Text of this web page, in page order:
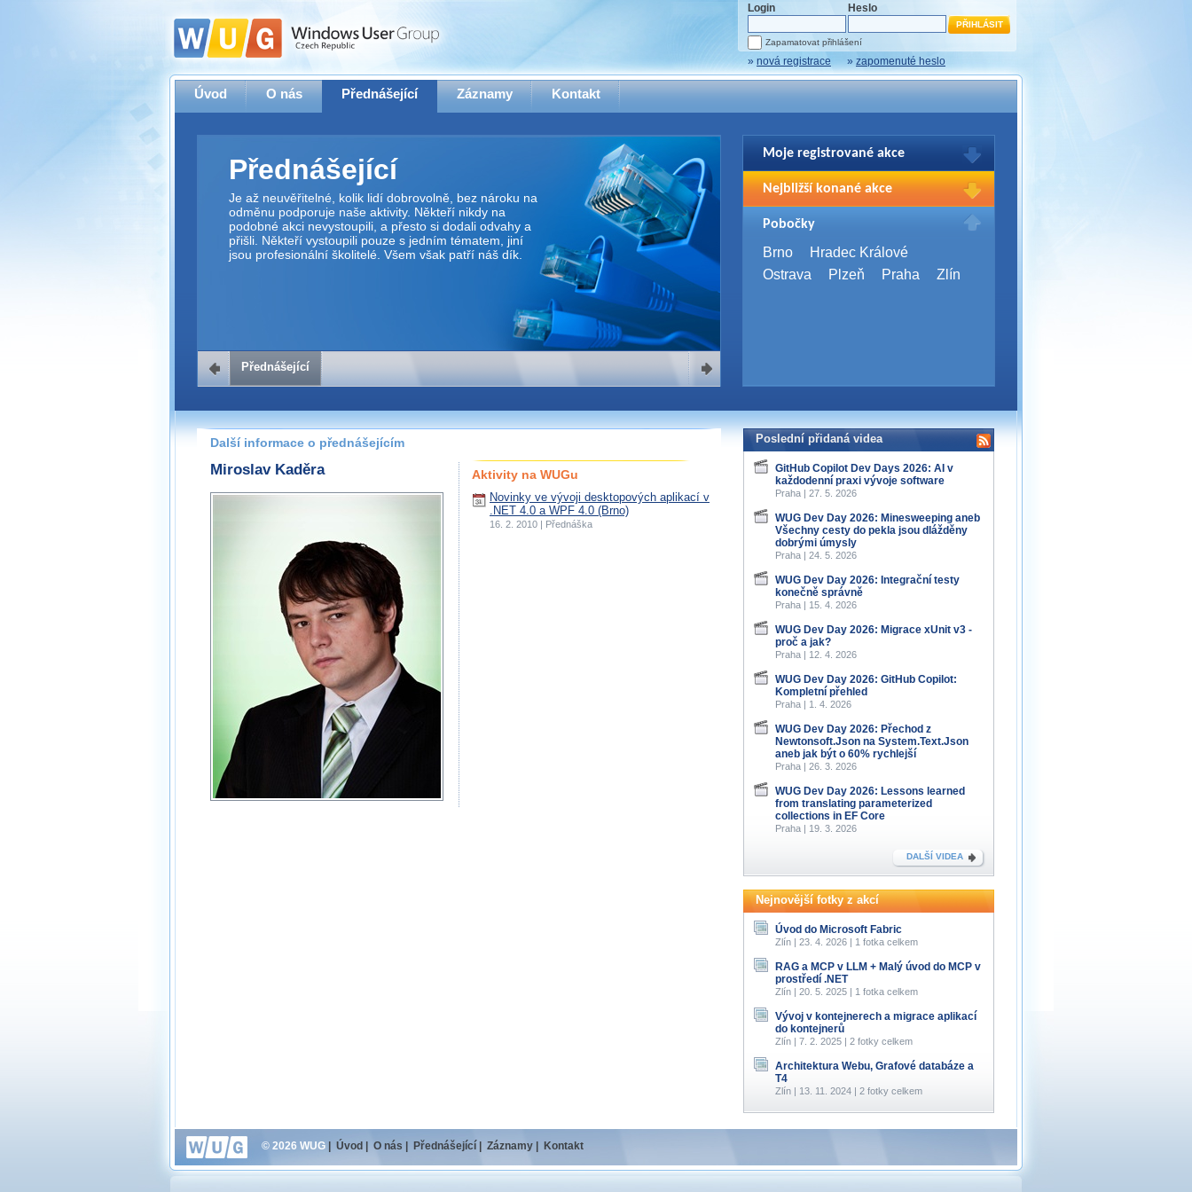
Login Heslo
Zapamatovat přihlášení
» nová registrace » zapomenuté heslo
Úvod O nás Přednášející Záznamy Kontakt
Přednášející
Je až neuvěřitelné, kolik lidí dobrovolně, bez nároku na
odměnu podporuje naše aktivity. Někteří nikdy na
podobné akci nevystoupili, a přesto si dodali odvahy a
přišli. Někteří vystoupili pouze s jedním tématem, jiní
jsou profesionální školitelé. Všem však patří náš dík.
Přednášející
Moje registrované akce
Pro zobrazení Vašich registrací na akce
se prosím přihlašte.
Nejbližší konané akce
WUG Days 2026
4. 9. 2026,Brno
SQL Server Bootcamp 2026
Pobočky
Brno
Hradec Králové
Ostrava
Plzeň Praha Zlín
Další informace o přednášejícím
Miroslav Kaděra Aktivity na WUGu
Novinky ve vývoji desktopových aplikací v
.NET 4.0 a WPF 4.0 (Brno)
16. 2. 2010 | Přednáška
Poslední přidaná videa
GitHub Copilot Dev Days 2026: AI v
každodenní praxi vývoje software
Praha | 27. 5. 2026
WUG Dev Day 2026: Minesweeping aneb
Všechny cesty do pekla jsou dlážděny
dobrými úmysly
Praha | 24. 5. 2026
WUG Dev Day 2026: Integrační testy
konečně správně
Praha | 15. 4. 2026
WUG Dev Day 2026: Migrace xUnit v3 -
proč a jak?
Praha | 12. 4. 2026
WUG Dev Day 2026: GitHub Copilot:
Kompletní přehled
Praha | 1. 4. 2026
WUG Dev Day 2026: Přechod z
Newtonsoft.Json na System.Text.Json
aneb jak být o 60% rychlejší
Praha | 26. 3. 2026
WUG Dev Day 2026: Lessons learned
from translating parameterized
collections in EF Core
Praha | 19. 3. 2026
DALŠÍ VIDEA
Nejnovější fotky z akcí
Úvod do Microsoft Fabric
Zlín | 23. 4. 2026 | 1 fotka celkem
RAG a MCP v LLM + Malý úvod do MCP v
prostředí .NET
Zlín | 20. 5. 2025 | 1 fotka celkem
Vývoj v kontejnerech a migrace aplikací
do kontejnerů
Zlín | 7. 2. 2025 | 2 fotky celkem
Architektura Webu, Grafové databáze a
T4
Zlín | 13. 11. 2024 | 2 fotky celkem
© 2026 WUG Úvod O nás Přednášející Záznamy Kontakt